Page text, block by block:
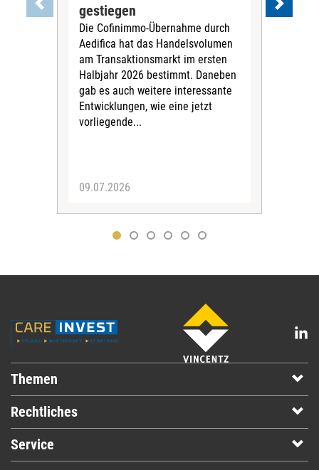
gestiegen
Die Cofinimmo-Übernahme durch
Aedifica hat das Handelsvolumen
am Transaktionsmarkt im ersten
Halbjahr 2026 bestimmt. Daneben
gab es auch weitere interessante
Entwicklungen, wie eine jetzt
vorliegende...
09.07.2026
Themen
Rechtliches
Service